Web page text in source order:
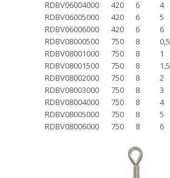
RDBV06004000
420 6 4
RDBV06005000
420 6 5
RDBV06006000
420 6 6
RDBV08000500
750 8 0,5
RDBV08001000
750 8 1
RDBV08001500
750 8 1,5
RDBV08002000
750 8 2
RDBV08003000
750 8 3
RDBV08004000
750 8 4
RDBV08005000
750 8 5
RDBV08006000
750 8 6